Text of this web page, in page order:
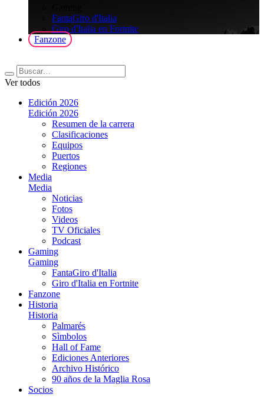
FantaGiro d'Italia
Giro d'Italia en Fortnite
Fanzone
Ver todos
Edición 2026
Edición 2026
Resumen de la carrera
Clasificaciones
Equipos
Puertos
Regiones
Media
Media
Noticias
Fotos
Videos
TV Oficiales
Podcast
Gaming
Gaming
FantaGiro d'Italia
Giro d'Italia en Fortnite
Fanzone
Historia
Historia
Palmarés
Sìmbolos
Hall of Fame
Ediciones Anteriores
Archivo Histórico
90 años de la Maglia Rosa
Socios